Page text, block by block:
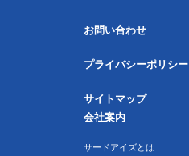
お問い合わせ
プライバシーポリシー
サイトマップ
会社案内
サードアイズとは